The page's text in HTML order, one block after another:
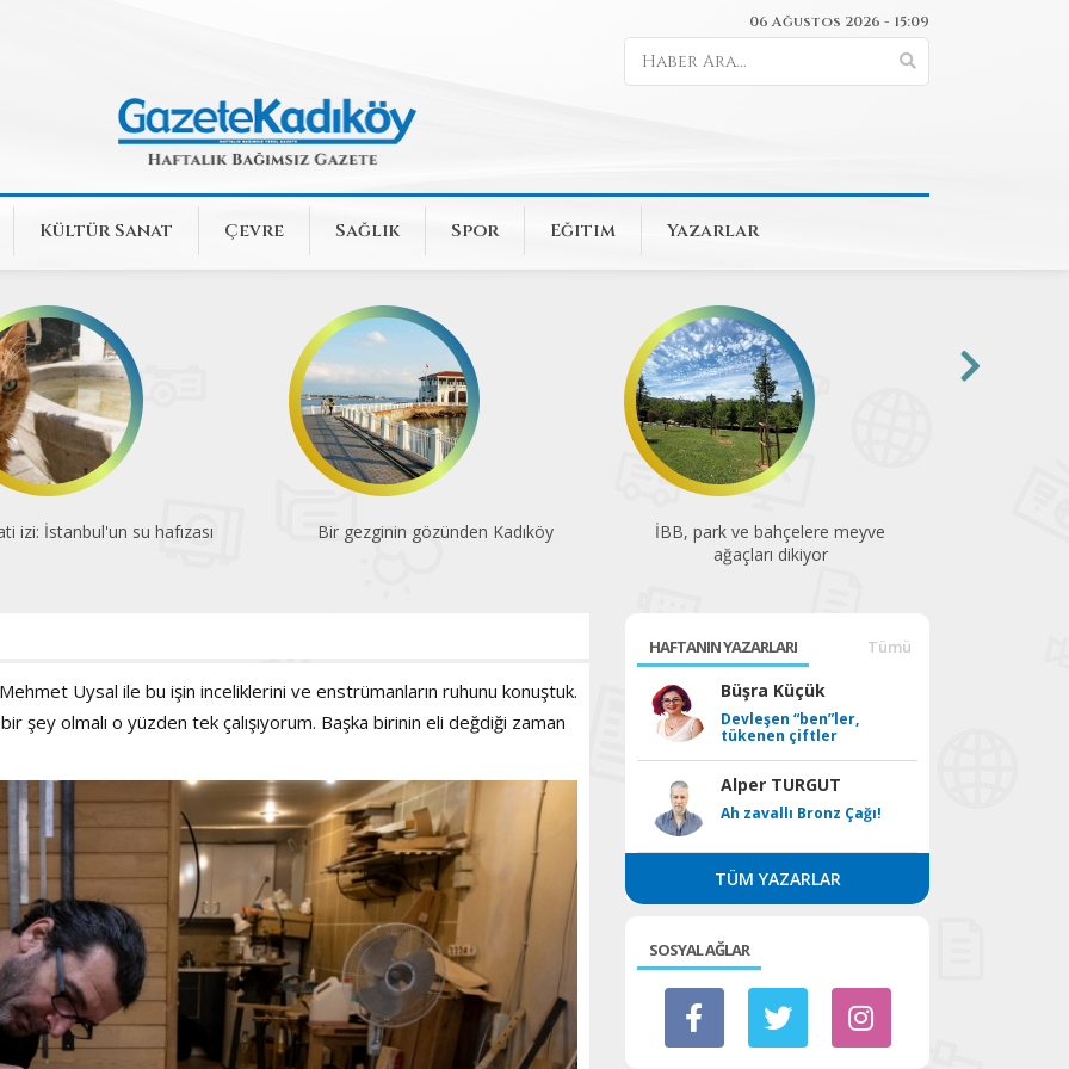
06 Ağustos 2026 - 15:09
Kültür Sanat Çevre Sağlık Spor Eğitim Yazarlar
gezginin gözünden Kadıköy
İBB, park ve bahçelere meyve
Kadıköy Havadisleri-11
Uysal ile bu işin inceliklerini ve enstrümanların ruhunu konuştuk.
şey olmalı o yüzden tek çalışıyorum. Başka birinin eli değdiği zaman
HAFTANIN YAZARLARI Tümü
Büşra Küçük
Devleşen “ben”ler,
tükenen çiftler
Alper TURGUT
Ah zavallı Bronz Çağı!
TÜM YAZARLAR
SOSYAL AĞLAR